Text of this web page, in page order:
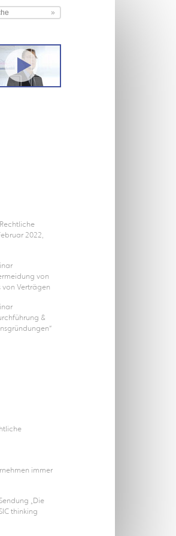
2022,
von
von Verträgen
&
immer
„Die
thinking